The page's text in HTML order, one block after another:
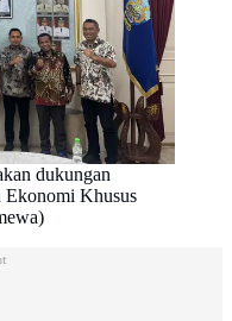
dukungan
Ekonomi Khusus